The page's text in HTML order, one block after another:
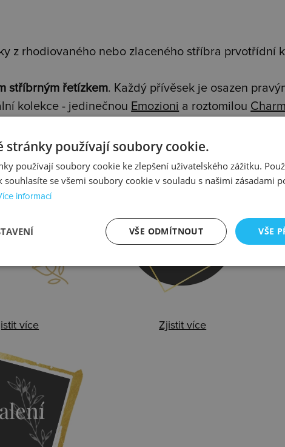
z rhodiovaného nebo zlaceného stříbra prvotřídní
stříbrným řetízkem. Každý přívěsek je osazen
kolekce - jedinečnou Emozioni a roztomilou
více
Kontrola
Zjistit více
stránky používají soubory cookie.
používají soubory cookie ke zlepšení uživatelského zážitku.
souhlasíte se všemi soubory cookie v souladu s našimi zásadami
informací
VŠE
VŠE ODMÍTNOUT